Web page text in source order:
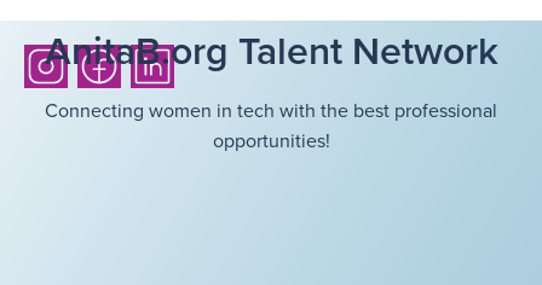
AnitaB.org Talent Network
Connecting women in tech with the best professional
opportunities!